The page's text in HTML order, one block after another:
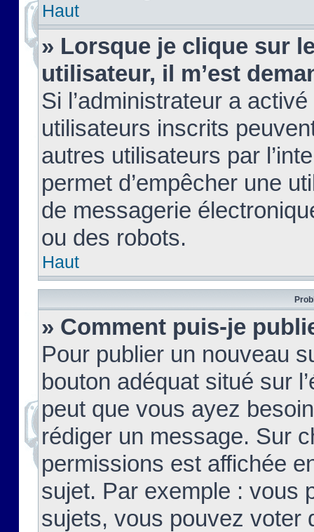
Haut
» Lorsque je clique sur
utilisateur, il m’est
Si l’administrateur a
utilisateurs inscrits
autres utilisateurs par
permet d’empêcher une
de messagerie
ou des robots.
Haut
» Comment puis-je
Pour publier un nouveau
bouton adéquat situé sur
peut que vous ayez
rédiger un message. Sur
permissions est affichée
sujet. Par exemple : vous
sujets, vous pouvez voter